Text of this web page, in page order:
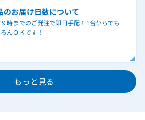
のお届け日数について
時までのご発注で即日手配！1台からでも
んＯＫです！
もっと見る